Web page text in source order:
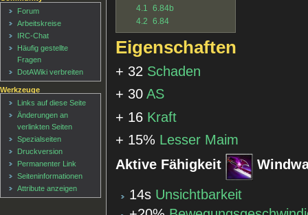
4.1 6.84b
4.2 6.84
Eigenschaften
+ 32 Schaden
+ 30AS
+ 16 Kraft
+ 15% Lesser Maim
Aktive Fähigkeit
14s Unsichtbarkeit
Forum
Arbeitskreise
IRC-Chat
Häufig gestellte
Fragen
DotAWiki verbreiten
Werkzeuge
Links auf diese Seite
Änderungen an
verlinkten Seiten
Spezialseiten
Druckversion
Permanenter Link
Seiten­informationen
Attribute anzeigen